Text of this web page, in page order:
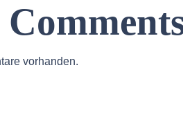
vorhanden.